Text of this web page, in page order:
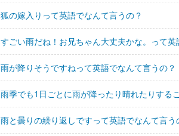
狐の嫁入りって英語でなんて言うの？
すごい雨だね！お兄ちゃん大丈夫かな。って英
雨が降りそうですねって英語でなんて言うの？
雨季でも1日ごとに雨が降ったり晴れたりする
雨と曇りの繰り返しですって英語でなんて言う